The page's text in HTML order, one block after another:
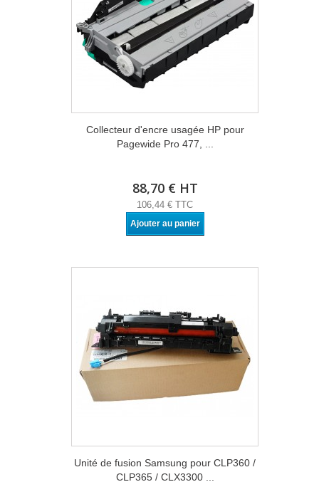
Collecteur d'encre usagée HP pour
Pagewide Pro 477, ...
88,70 € HT
106,44 € TTC
Ajouter au panier
Unité de fusion Samsung pour CLP360 /
CLP365 / CLX3300 ...